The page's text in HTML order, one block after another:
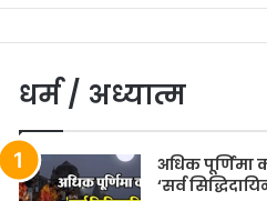
धर्म / अध्यात्म
अधिक पूर्णिमा
‘सर्व